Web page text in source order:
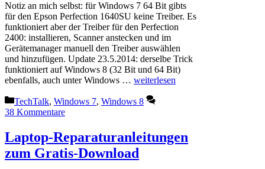
Notiz an mich selbst: für Windows 7 64 Bit gibts
für den Epson Perfection 1640SU keine Treiber. Es
funktioniert aber der Treiber für den Perfection
2400: installieren, Scanner anstecken und im
Gerätemanager manuell den Treiber auswählen
und hinzufügen. Update 23.5.2014: derselbe Trick
funktioniert auf Windows 8 (32 Bit und 64 Bit)
ebenfalls, auch unter Windows … weiterlesen
Kategorien
TechTalk, Windows 7, Windows 8
38 Kommentare
Laptop-Reparaturanleitungen
zum Gratis-Download